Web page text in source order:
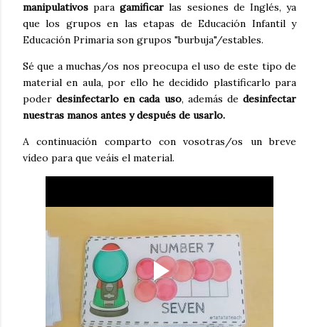
manipulativos para gamificarlas sesiones de Inglés, ya
que los grupos en las etapas de Educación Infantil y
Educación Primaria son grupos "burbuja"/estables.
Sé que a muchas/os nos preocupa el uso de este tipo de
material en aula, por ello he decidido plastificarlo para
poderdesinfectarlo en cada uso, además dedesinfectar
nuestras manos antes y después de usarlo.
A continuación comparto con vosotras/os un breve
vídeo para que veáis el material.